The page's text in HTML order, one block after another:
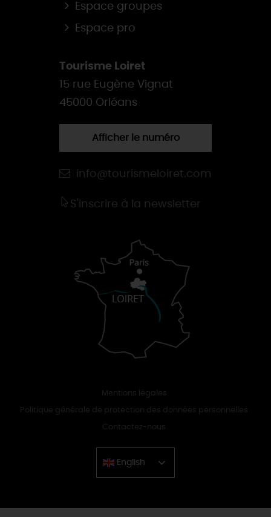
Espace groupes
Espace pro
Tourisme Loiret
15 rue Eugène Vignat
45000 Orléans
Afficher le numéro
info@tourismeloiret.com
S'inscrire à la newsletter
Mentions légales
Politique générale de protection des données personnelles
Contactez-nous
English
Chinese